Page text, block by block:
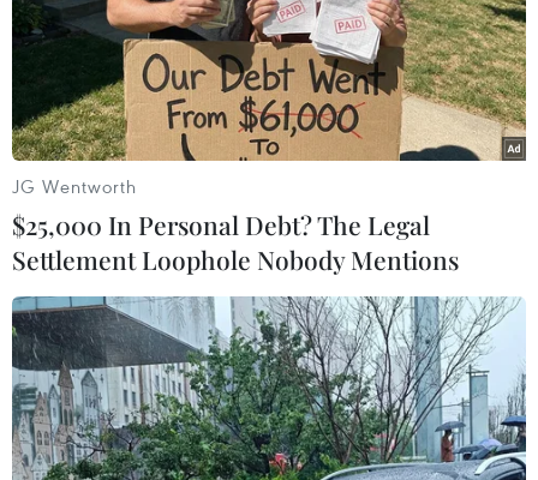
Bình Định kỷ niệm 226 năm chiến thắng
Ngọc Hồi-Đống Đa
JG Wentworth
$25,000 In Personal Debt? The Legal
Settlement Loophole Nobody Mentions